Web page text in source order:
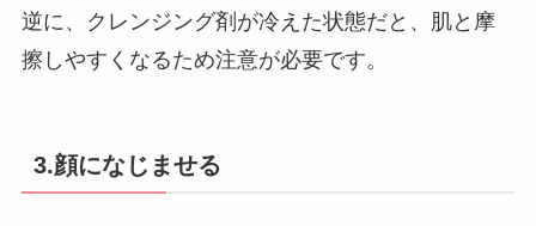
逆に、クレンジング剤が冷えた状態だと、肌と摩
擦しやすくなるため注意が必要です。
3.顔になじませる